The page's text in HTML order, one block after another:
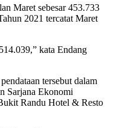
Maret sebesar 453.733
2021 tercatat Maret
kata Endang
tersebut dalam
Sarjana Ekonomi
Randu Hotel & Resto